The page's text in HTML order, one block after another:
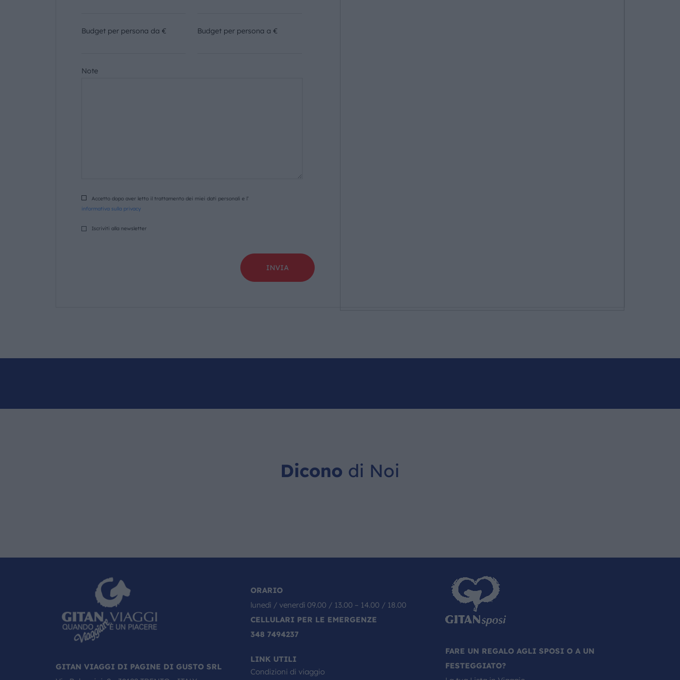
Budget per persona da € Budget per persona a €
Note
Accetto dopo aver letto il trattamento dei miei dati personali e l’
informativa sulla privacy
Iscriviti alla newsletter
Dicono di Noi
GITAN VIAGGI DI PAGINE DI GUSTO SRL
ORARIO
lunedì / venerdì 09.00 / 13.00 – 14.00 / 18.00
CELLULARI PER LE EMERGENZE
348 7494237
LINK UTILI
Condizioni di viaggio
FARE UN REGALO AGLI SPOSI O A UN
FESTEGGIATO?